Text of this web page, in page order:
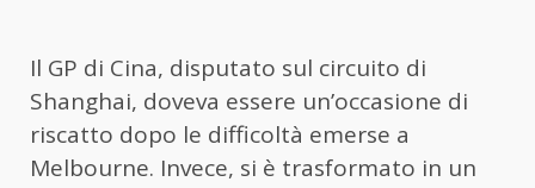
Il GP di Cina, disputato sul circuito di
Shanghai, doveva essere un’occasione di
riscatto dopo le difficoltà emerse a
Melbourne. Invece, si è trasformato in un